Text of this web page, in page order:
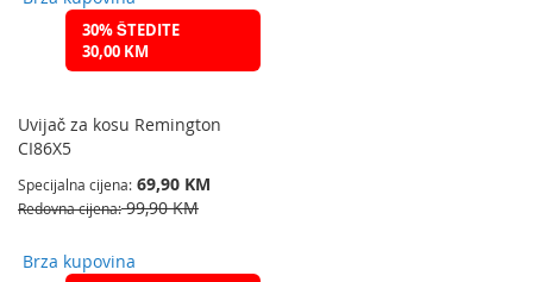
30% ŠTEDITE
30,00 KM
Uvijač za kosu Remington
CI86X5
Specijalna cijena 69,90 KM
Redovna cijena 99,90 KM
Brza kupovina